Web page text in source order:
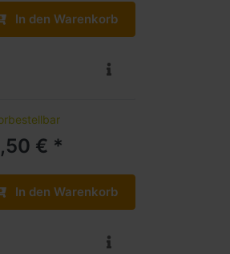
In den Warenkorb
€ *
In den Warenkorb